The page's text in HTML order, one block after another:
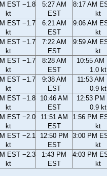
EST −1.8
kt
5:27 AM
EST
8:17 AM
kt
EST −1.7
kt
6:21 AM
EST
9:06 AM
kt
EST −1.7
kt
7:22 AM
EST
9:59 AM
kt
EST −1.7
kt
8:28 AM
EST
10:55 AM
1.0 kt
EST −1.7
kt
9:38 AM
EST
11:53 AM
0.9 kt
EST −1.8
kt
10:46 AM
EST
12:53 PM
0.9 kt
EST −2.0
kt
11:51 AM
EST
1:56 PM
kt
EST −2.1
kt
12:50 PM
EST
3:00 PM
kt
EST −2.3
kt
1:43 PM
EST
4:03 PM
kt